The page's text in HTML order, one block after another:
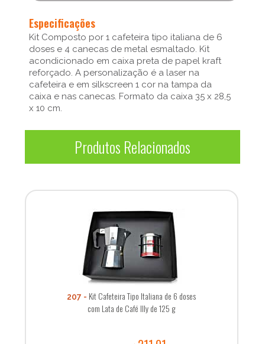
Especificações
Kit Composto por 1 cafeteira tipo italiana de 6
doses e 4 canecas de metal esmaltado. Kit
acondicionado em caixa preta de papel kraft
reforçado. A personalização é a laser na
cafeteira e em silkscreen 1 cor na tampa da
caixa e nas canecas. Formato da caixa 35 x 28,5
x 10 cm.
Produtos Relacionados
207
Kit Cafeteira Tipo Italiana de 6 doses
com Lata de Café Illy de 125 g